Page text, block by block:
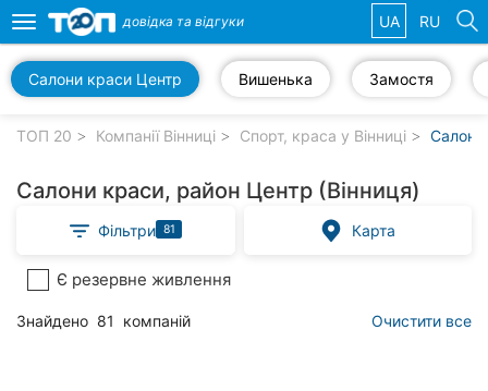
компанії
Toggle
navigation
довідка та відгуки UA RU
Салони краси Центр Вишенька Замостя
ТОП 20 Компанії Вінниці Спорт, краса у Вінниці Салони
Салони краси, район Центр (Вінниця)
Фільтри 81 Карта
Є резервне живлення
Знайдено 81 компаній Очистити все